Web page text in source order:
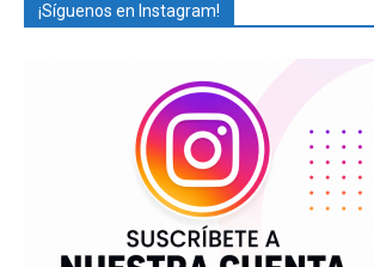
¡Síguenos en Instagram!